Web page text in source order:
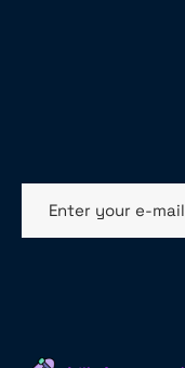
Enter your e-mail